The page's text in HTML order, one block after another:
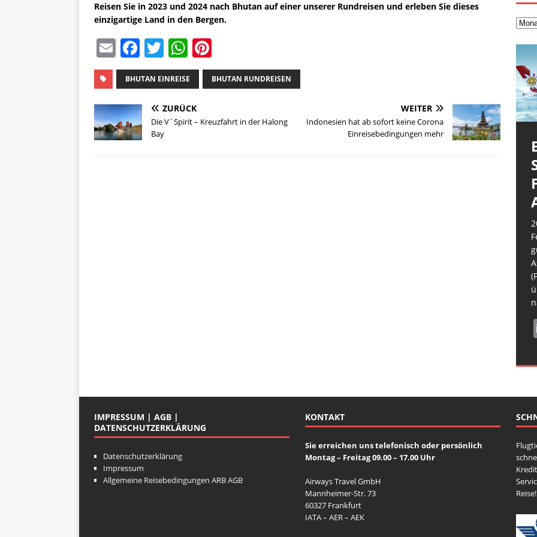
Reisen Sie in 2023 und 2024 nach Bhutan auf einer unserer Rundreisen und erleben Sie dieses
einzigartige Land in den Bergen.
E
m
ai
l
F
a
c
e
b
o
T
w
it
te
r
W
h
at
s
A
n
te
st
BHUTAN EINREISE BHUTAN RUNDREISEN
ZURÜCK
Die V´Spirit – Kreuzfahrt in der Halong
Bay
WEITER
Indonesien hat ab sofort keine Corona
Einreisebedingungen mehr
IMPRESSUM | AGB |
DATENSCHUTZERKLÄRUNG
Datenschutzerklärung
Impressum
Allgemeine Reisebedingungen ARB AGB
KONTAKT
Sie erreichen uns telefonisch oder persönlich
Montag – Freitag 09.00 – 17.00 Uhr
Airways Travel GmbH
Mannheimer-Str. 73
60327 Frankfurt
IATA – AER – AEK